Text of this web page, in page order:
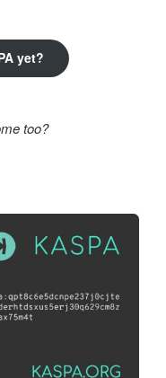
yet?
too?